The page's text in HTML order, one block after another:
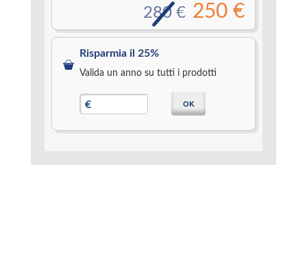
250 €
280 €
Risparmia il 25%
Valida un anno su tutti i prodotti
€ OK